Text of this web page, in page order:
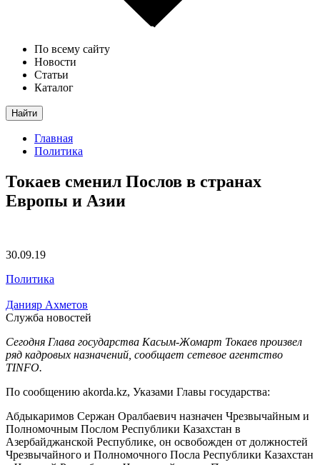
По всему сайту
Новости
Статьи
Каталог
Найти
Главная
Политика
Токаев сменил Послов в странах
Европы и Азии
30.09.19
Политика
Данияр Ахметов
Служба новостей
Сегодня Глава государства Касым-Жомарт Токаев произвел
ряд кадровых назначений, сообщает сетевое агентство
TINFO.
По сообщению akorda.kz, Указами Главы государства:
Абдыкаримов Сержан Оралбаевич назначен Чрезвычайным и
Полномочным Послом Республики Казахстан в
Азербайджанской Республике, он освобожден от должностей
Чрезвычайного и Полномочного Посла Республики Казахстан